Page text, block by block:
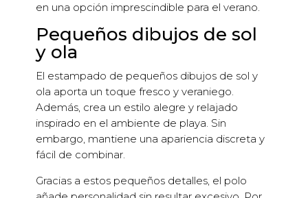
en una opción imprescindible para el verano.
Pequeños dibujos de sol
y ola
El estampado de pequeños dibujos de sol y
ola aporta un toque fresco y veraniego.
Además, crea un estilo alegre y relajado
inspirado en el ambiente de playa. Sin
embargo, mantiene una apariencia discreta y
fácil de combinar.
Gracias a estos pequeños detalles, el polo